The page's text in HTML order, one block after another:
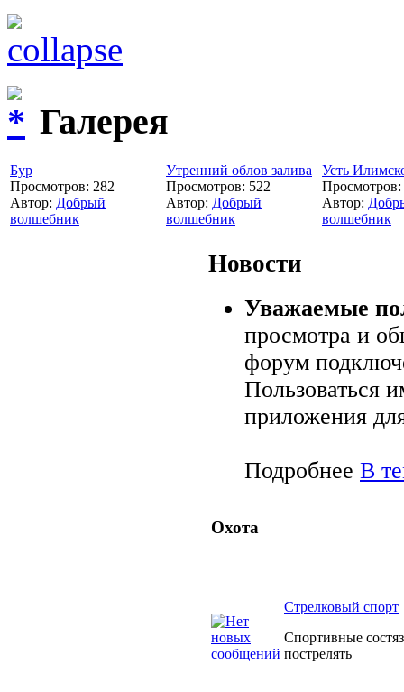
Галерея
Бур
Просмотров: 282
Автор: Добрый
волшебник
Утренний облов залива
Просмотров: 522
Автор: Добрый
волшебник
Усть
Просмотров:
Автор:
волшебник
Новости
Уважаемые
просмотра и
форум
Пользоваться
приложения
Подробнее В
Охота
Cтрелковый спорт
Спортивные
пострелять